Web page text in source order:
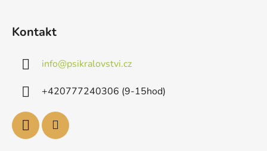
Kontakt
info@psikralovstvi.cz
+420777240306 (9-15hod)